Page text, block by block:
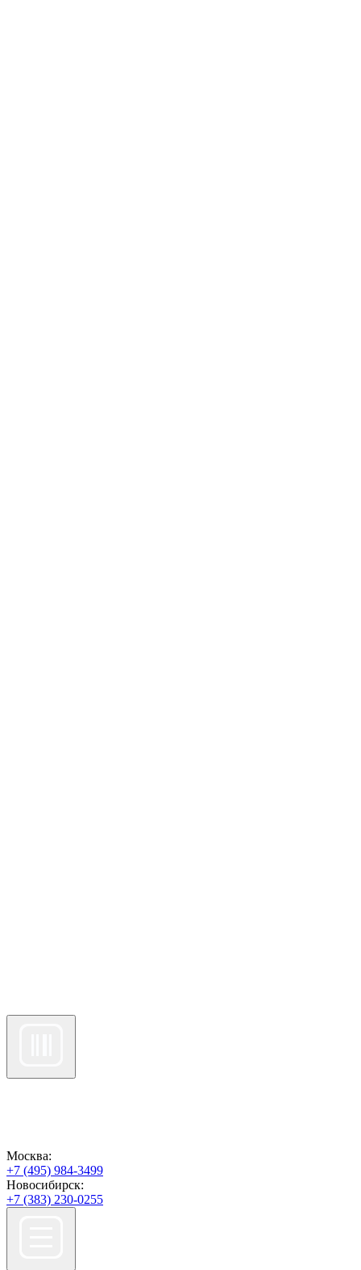
Москва:
+7 (495) 984-3499
Новосибирск:
+7 (383) 230-0255